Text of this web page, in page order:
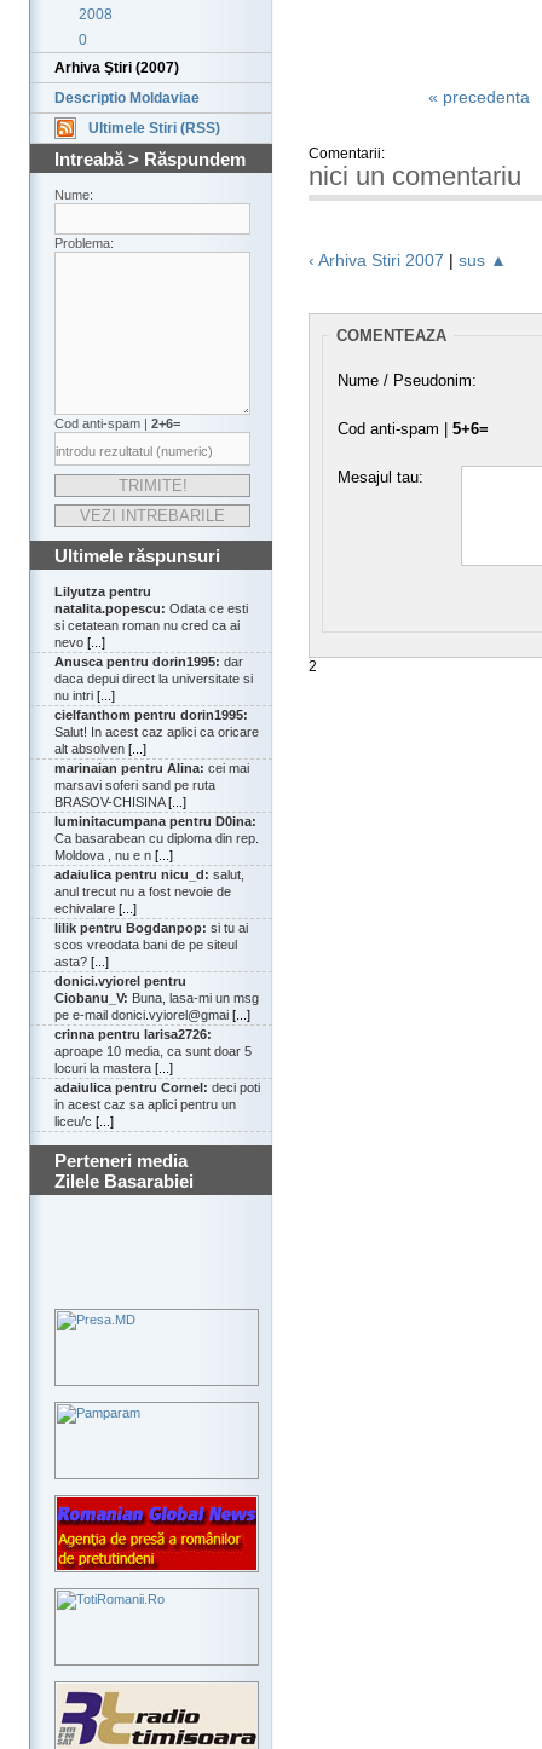
2008
0
Arhiva Ştiri (2007)
Descriptio Moldaviae
Ultimele Stiri (RSS)
Intreabă > Răspundem
Nume:
Problema:
Cod anti-spam | 2+6=
Ultimele răspunsuri
Lilyutza pentru
natalita.popescu: Odata ce esti
si cetatean roman nu cred ca ai
nevo [...]
Anusca pentru dorin1995: dar
daca depui direct la universitate si
nu intri [...]
cielfanthom pentru dorin1995:
Salut! In acest caz aplici ca oricare
alt absolven [...]
marinaian pentru Alina: cei mai
marsavi soferi sand pe ruta
BRASOV-CHISINA[...]
luminitacumpana pentru D0ina:
Ca basarabean cu diploma din rep.
Moldova , nu e n [...]
adaiulica pentru nicu_d: salut,
anul trecut nu a fost nevoie de
echivalare [...]
lilik pentru Bogdanpop: si tu ai
scos vreodata bani de pe siteul
asta? [...]
donici.vyiorel pentru
Ciobanu_V: Buna, lasa-mi un msg
pe e-mail donici.vyiorel@gmai [...]
crinna pentru larisa2726:
aproape 10 media, ca sunt doar 5
locuri la mastera [...]
adaiulica pentru Cornel: deci poti
in acest caz sa aplici pentru un
liceu/c [...]
Perteneri media
Zilele Basarabiei
« precedenta
Comentarii:
nici un comentariu
‹ Arhiva Stiri 2007 | sus ▲
COMENTEAZA
Nume / Pseudonim:
Cod anti-spam | 5+6=
Mesajul tau:
2